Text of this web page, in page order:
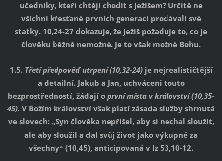
učedníky, kteří chtějí chodit s Ježíšem? Určitě ne
všichni křesťané prvních generací prodávali své
statky. 10,24-27 dokazuje, že Ježíš požaduje to, co je
člověku běžně nemožné. Je to však možné Bohu.
1.5. Třetí předpověď utrpení (10,32-24) je nejrealističtější
a detailní. Jakub a Jan, uchváceni touto
bezprostředností, žádají o první místa v království (10,35-
45). V Božím království však platí zásada služby shrnutá
ve slovech: „Syn člověka nepřišel, aby si nechal sloužit,
ale aby sloužil a dal svůj život jako výkupné za
všechny“ (10,45), anticipovaná v Iz 53,10-12.